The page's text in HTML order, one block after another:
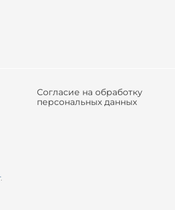
Согласие на обработку
персональных данных
.